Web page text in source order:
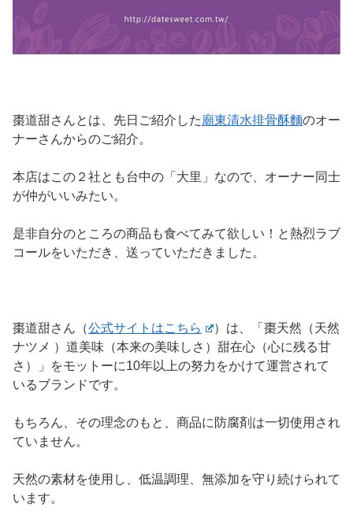
棗道甜さんとは、先日ご紹介した 廟東清水排骨酥麵のオー
ナーさんからのご紹介。
本店はこの２社とも台中の「大里」なので、オーナー同士
が仲がいいみたい。
是非自分のところの商品も食べてみて欲しい！と熱烈ラブ
コールをいただき、送っていただきました。
棗道甜さん（公式サイトはこちら
）は、「棗天然（天然
ナツメ ）道美味（本来の美味しさ）甜在心（心に残る甘
さ）」をモットーに10年以上の努力をかけて運営されて
いるブランドです。
もちろん、その理念のもと、商品に防腐剤は一切使用され
ていません。
天然の素材を使用し、低温調理、無添加を守り続けられて
います。